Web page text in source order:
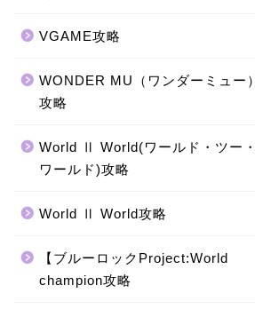
VGAME攻略
WONDER MU（ワンダーミュー）
攻略
World Ⅱ World(ワールド・ツー・
ワールド)攻略
World Ⅱ World攻略
【ブルーロックProject:World
champion攻略